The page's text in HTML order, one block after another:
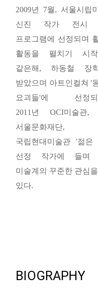
2009년 7월, 서울시립
신진 작가 전시
프로그램에 선정되며
활동을 펼치기 시작
같은해 ,하동철 장
받았으며 아트인컬쳐 '
요괴들'에 선정되
2011 년 OCI미술관,
서울문화재단,
국립현대미술관 '젊은
선정 작가에 들며
미술계의 꾸준한 관심
있다.
BIOGRAPHY